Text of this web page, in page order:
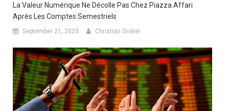
La Valeur Numérique Ne Décolle Pas Chez Piazza Affari
Après Les Comptes Semestriels
September 21, 2023 Christian Grolier